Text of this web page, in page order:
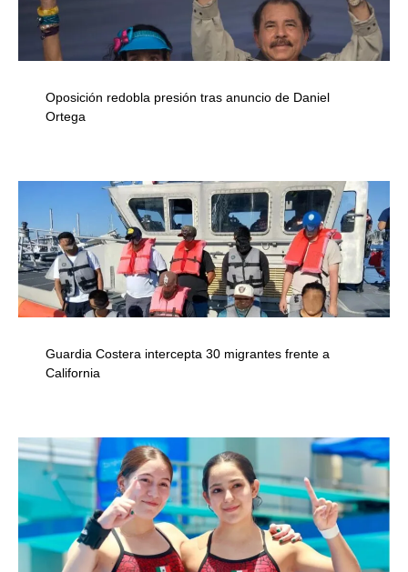
Oposición redobla presión tras anuncio de Daniel
Ortega
Guardia Costera intercepta 30 migrantes frente a
California